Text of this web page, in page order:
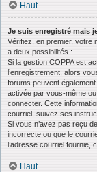
Haut
Je suis enregistré mais
Vérifiez, en premier, votre
a deux possibilités :
Si la gestion COPPA est
l’enregistrement, alors
forums peuvent
activée par vous-même
connecter. Cette
courriel, suivez ses
Si vous n’avez pas reçu
incorrecte ou que le
l’adresse courriel fournie,
Haut